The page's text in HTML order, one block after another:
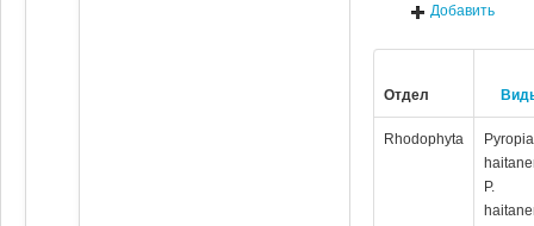
Добавить
Отдел
Rhodophyta
Pyropia
P.